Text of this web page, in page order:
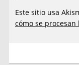
Este sitio usa
cómo se